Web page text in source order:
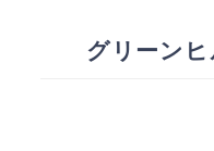
グリーンヒ